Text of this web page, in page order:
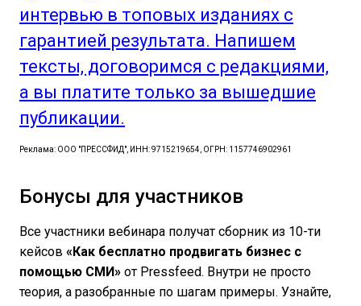
интервью в топовых изданиях с
гарантией результата. Напишем
тексты, договоримся с редакциями,
а вы платите только за вышедшие
публикации.
Реклама: ООО "ПРЕССФИД", ИНН: 9715219654, ОГРН: 1157746902961
Бонусы для участников
Все участники вебинара получат сборник из 10-ти
кейсов «Как бесплатно продвигать бизнес с
помощью СМИ» от Pressfeed. Внутри не просто
теория, а разобранные по шагам примеры. Узнайте,